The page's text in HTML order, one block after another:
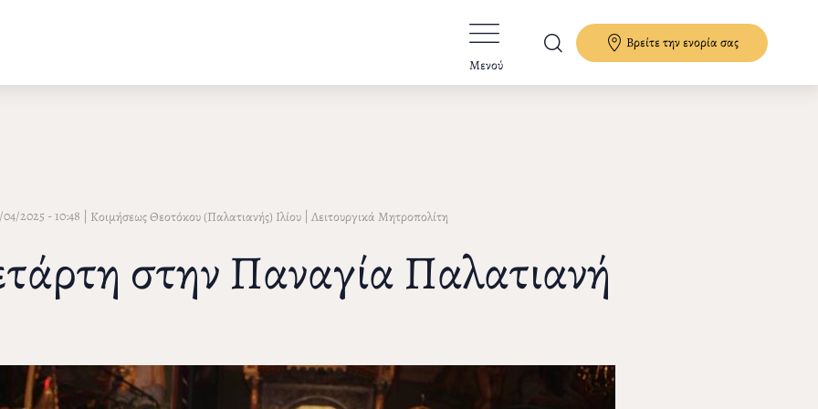
Μενού
Βρείτε την ενορία σας
2025 - 10:48 | Κοιμήσεως Θεοτόκου (Παλατιανής) Ιλίου | Λειτουργικά Μητροπολίτη
στην Παναγία Παλατιανή